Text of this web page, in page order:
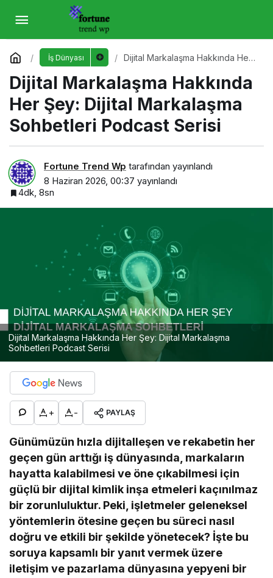
İş Dünyası
Dijital Markalaşma Hakkında Her
Sohbetleri Podcast Serisi
Dijital Markalaşma Hakkında
Her Şey: Dijital Markalaşma
Sohbetleri Podcast Serisi
Fortune Trend Wp tarafından yayınlandı
8 Haziran 2026, 00:37 yayınlandı
4dk, 8sn
Dijital Markalaşma Hakkında Her Şey: Dijital Markalaşma
Sohbetleri Podcast Serisi
+ - PAYLAŞ
Günümüzün hızla dijitalleşen ve rekabetin her
geçen gün arttığı iş dünyasında, markaların
hayatta kalabilmesi ve öne çıkabilmesi için
güçlü bir dijital kimlik inşa etmeleri kaçınılmaz
bir zorunluluktur. Peki, işletmeler geleneksel
yöntemlerin ötesine geçen bu süreci nasıl
doğru ve etkili bir şekilde yönetecek? İşte bu
soruya kapsamlı bir yanıt vermek üzere
iletişim ve pazarlama dünyasına yepyeni bir
Dijital Markalaşma Hakkında Her Şey: Dijital
Markalaşma Sohbetleri Podcast Serisi
Yorum Yap